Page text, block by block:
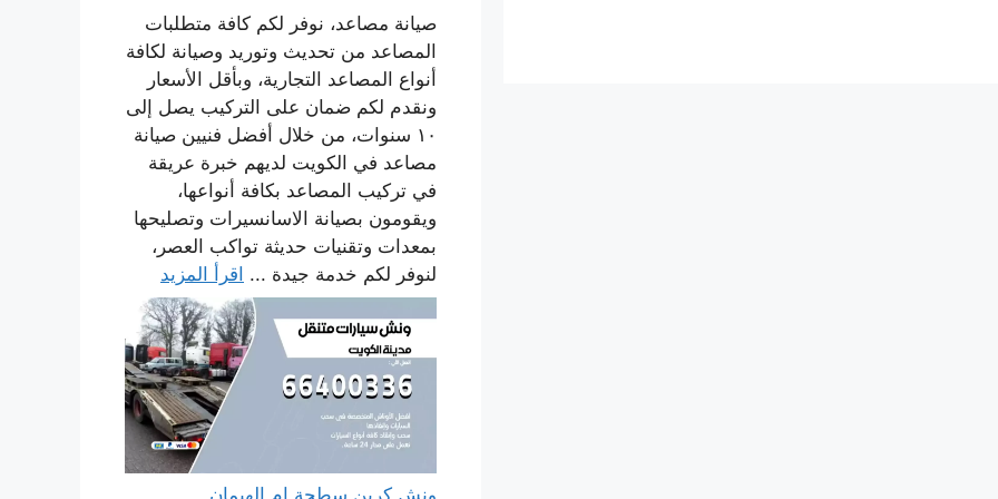
صيانة مصاعد، نوفر لكم كافة متطلبات
المصاعد من تحديث وتوريد وصيانة لكافة
أنواع المصاعد التجارية، وبأقل الأسعار
ونقدم لكم ضمان على التركيب يصل إلى
١٠ سنوات، من خلال أفضل فنيين صيانة
مصاعد في الكويت لديهم خبرة عريقة
في تركيب المصاعد بكافة أنواعها،
ويقومون بصيانة الاسانسيرات وتصليحها
بمعدات وتقنيات حديثة تواكب العصر،
لنوفر لكم خدمة جيدة ... اقرأ المزيد
ونش كرين سطحة ام الهيمان